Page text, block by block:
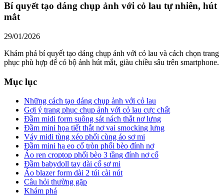
Bí quyết tạo dáng chụp ảnh với cỏ lau tự nhiên, hút
mắt
29/01/2026
Khám phá bí quyết tạo dáng chụp ảnh với cỏ lau và cách chọn trang
phục phù hợp để có bộ ảnh hút mắt, giàu chiều sâu trên smartphone.
Mục lục
Những cách tạo dáng chụp ảnh với cỏ lau
Gợi ý trang phục chụp ảnh với cỏ lau cực chất
Đầm midi form suông sát nách thắt nơ lưng
Đầm mini họa tiết thắt nơ vai smocking lưng
Váy midi tùng xéo phối cùng áo sơ mi
Đầm mini hạ eo cổ tròn phối bèo đính nơ
Áo ren croptop phối bèo 3 tầng đính nơ cổ
Đầm babydoll tay dài cổ sơ mi
Áo blazer form dài 2 túi cài nút
Câu hỏi thường gặp
Khám phá